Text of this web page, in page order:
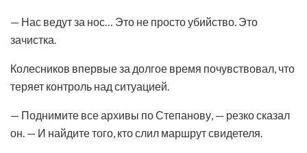
— Нас ведут за нос… Это не просто убийство. Это
зачистка.
Колесников впервые за долгое время почувствовал, что
теряет контроль над ситуацией.
— Поднимите все архивы по Степанову, — резко сказал
он. — И найдите того, кто слил маршрут свидетеля.